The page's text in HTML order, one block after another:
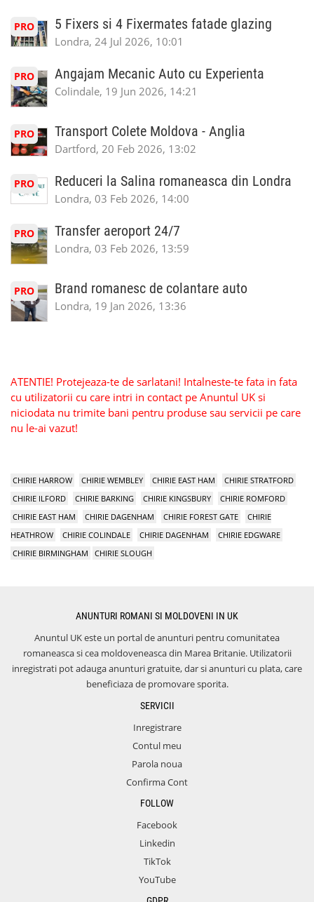
PRO 5 Fixers si 4 Fixermates fatade glazing
Londra, 24 Jul 2026, 10:01
PRO Angajam Mecanic Auto cu Experienta
Colindale, 19 Jun 2026, 14:21
PRO Transport Colete Moldova - Anglia
Dartford, 20 Feb 2026, 13:02
PRO Reduceri la Salina romaneasca din Londra
Londra, 03 Feb 2026, 14:00
PRO Transfer aeroport 24/7
Londra, 03 Feb 2026, 13:59
PRO Brand romanesc de colantare auto
Londra, 19 Jan 2026, 13:36
ATENTIE! Protejeaza-te de sarlatani! Intalneste-te fata in fata
cu utilizatorii cu care intri in contact pe Anuntul UK si
niciodata nu trimite bani pentru produse sau servicii pe care
nu le-ai vazut!
CHIRIE HARROW CHIRIE WEMBLEY CHIRIE EAST HAM
CHIRIE STRATFORD
CHIRIE ILFORD
CHIRIE BARKING CHIRIE KINGSBURY
CHIRIE ROMFORD
CHIRIE EAST HAM
CHIRIE DAGENHAM CHIRIE FOREST GATE
CHIRIE
HEATHROW
CHIRIE COLINDALE CHIRIE DAGENHAM
CHIRIE EDGWARE
CHIRIE BIRMINGHAM
CHIRIE SLOUGH
ANUNTURI ROMANI SI MOLDOVENI IN UK
Anuntul UK este un portal de anunturi pentru comunitatea
romaneasca si cea moldoveneasca din Marea Britanie. Utilizatorii
inregistrati pot adauga anunturi gratuite, dar si anunturi cu plata, care
beneficiaza de promovare sporita.
SERVICII
Inregistrare
Contul meu
Parola noua
Confirma Cont
FOLLOW
Facebook
Linkedin
TikTok
YouTube